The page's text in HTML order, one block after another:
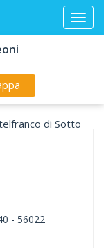
di Sotto
- 56022